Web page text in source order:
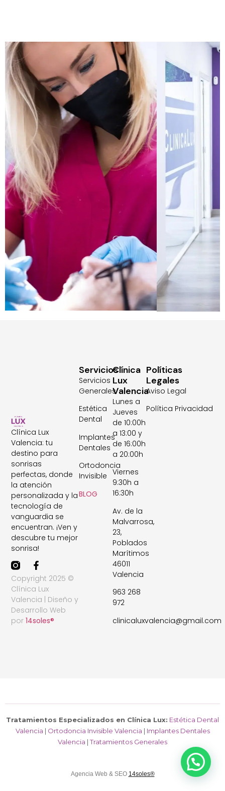
Clínica Lux
Valencia: tu
destino para
sonrisas
perfectas, donde
la atención
personalizada y la
tecnología de
vanguardia se
encuentran. ¡Ven y
descubre tu mejor
sonrisa!
Copyright 2025 ©
Clínica Lux
Valencia | Diseño y
Desarrollo Web
por14soles®
Clínica
Lux
Valencia
Lunes a
Jueves
de 10:00h
a 13:00 y
de 16:00h
a 20:00h
Viernes
9:30h a
16:30h
Av. de la
Malvarrosa,
23,
Poblados
Marítimos
46011
Valencia
963 268
972
clinicaluxvalencia@gmail.com
Servicios
Servicios
Generales
Estética
Dental
Implantes
Dentales
Ortodoncia
Invisible
BLOG
Políticas
Legales
Aviso Legal
Política Privacidad
Tratamientos Especializados en Clínica Lux: Estética Dental
Valencia | Ortodoncia Invisible Valencia | Implantes Dentales
Valencia |Tratamientos Generales
Agencia Web & SEO 14soles®